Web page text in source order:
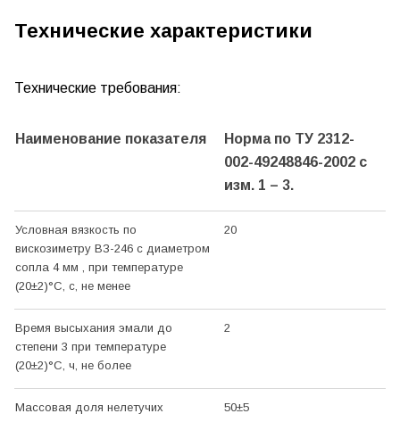
Технические характеристики
Технические требования:
Наименование показателя
Норма по ТУ 2312-
002-49248846-2002 с
изм. 1 – 3.
Условная вязкость по
вискозиметру ВЗ-246 с диаметром
сопла 4 мм , при температуре
(20±2)°С, с, не менее
20
Время высыхания эмали до
степени 3 при температуре
(20±2)°С, ч, не более
2
Массовая доля нелетучих
50±5